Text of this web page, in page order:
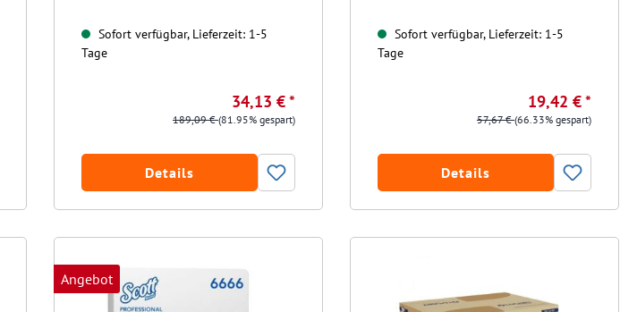
Sofort verfügbar, Lieferzeit: 1-5
Tage
34,13 € *
189,09 €(81.95% gespart)
Details
Sofort verfügbar, Lieferzeit: 1-5
Tage
19,42 € *
57,67 €(66.33% gespart)
Details
Angebot